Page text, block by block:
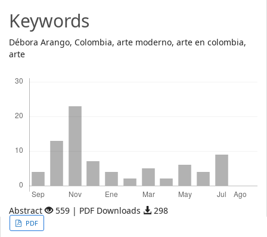
Keywords
Débora Arango, Colombia, arte moderno, arte en colombia,
arte
Abstract 559 | PDF Downloads 298
Article
PDF